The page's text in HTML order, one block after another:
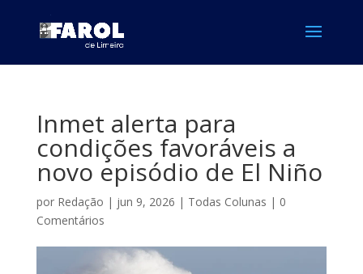
Inmet alerta para
condições favoráveis a
novo episódio de El Niño
por Redação | jun 9, 2026 | Todas Colunas | 0
Comentários